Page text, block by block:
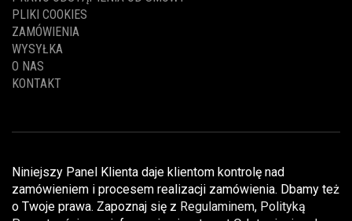
PLIKI COOKIES
ZAMÓWIENIA
WYSYŁKA
O NAS
KONTAKT
Niniejszy Panel Klienta daje klientom kontrolę nad
zamówieniem i procesem realizacji zamówienia. Dbamy też
o Twoje prawa. Zapoznaj się z Regulaminem, Polityką